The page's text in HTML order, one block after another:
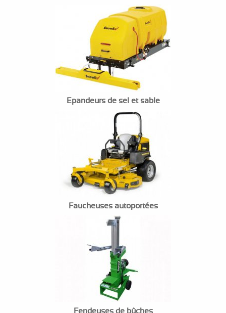
Epandeurs de sel et sable
Faucheuses autoportées
Fendeuses de bûches